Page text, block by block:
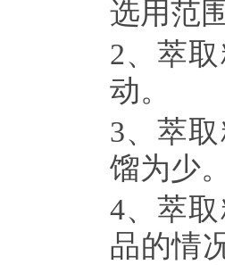
选用范
2、萃
动。
3、萃
馏为少
4、萃
品的情